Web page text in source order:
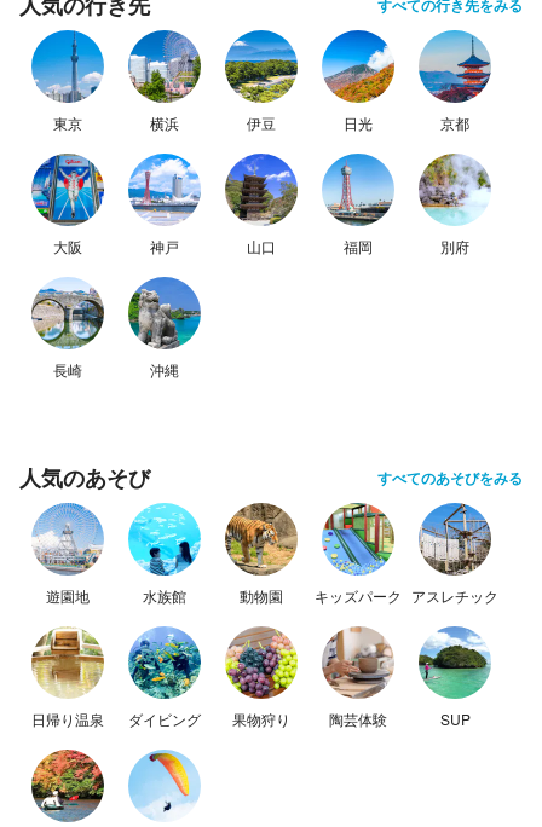
すべての行き先をみる
東京 横浜 伊豆 日光 京都
大阪 神戸 山口 福岡 別府
長崎 沖縄
人気のあそび すべてのあそびをみる
遊園地 水族館 動物園 キッズパーク アスレチック
日帰り温泉 ダイビング 果物狩り 陶芸体験 SUP